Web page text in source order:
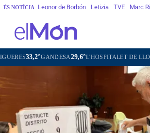
ÉS NOTÍCIA Leonor de Borbón Letizia TVE Marc
33,2°GANDESA29,6°L'HOSPITALET DE